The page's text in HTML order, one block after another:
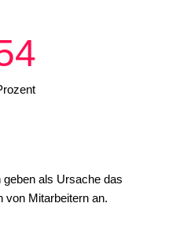
als Ursache das
von Mitarbeitern an.